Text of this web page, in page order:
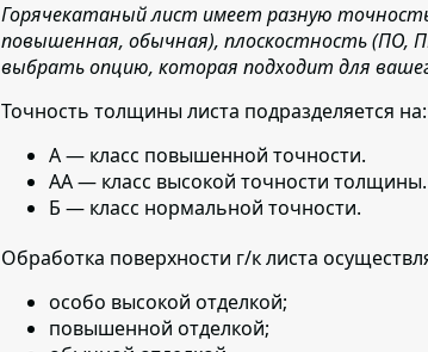
Горячекатаный лист имеет разную
повышенная, обычная), плоскостность (ПО,
выбрать опцию, которая подходит для
Точность толщины листа подразделяется на:
А — класс повышенной точности.
АА — класс высокой точности толщины.
Б — класс нормальной точности.
Обработка поверхности г/к листа
особо высокой отделкой;
повышенной отделкой;